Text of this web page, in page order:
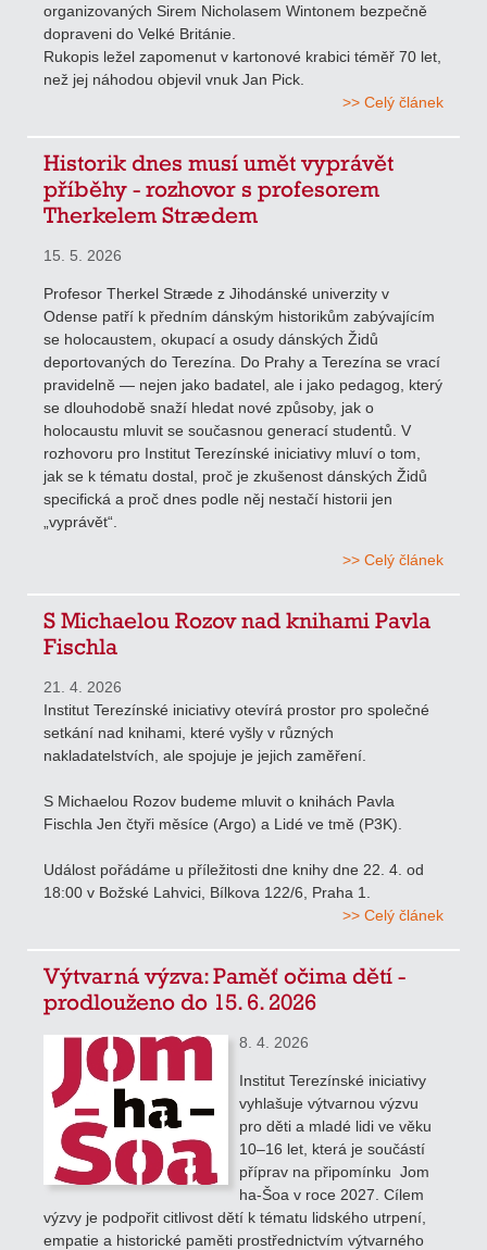
organizovaných Sirem Nicholasem Wintonem bezpečně
dopraveni do Velké Británie.
Rukopis ležel zapomenut v kartonové krabici téměř 70 let,
než jej náhodou objevil vnuk Jan Pick.
>> Celý článek
Historik dnes musí umět vyprávět
příběhy - rozhovor s profesorem
Therkelem Strædem
15. 5. 2026
Profesor Therkel Stræde z Jihodánské univerzity v
Odense patří k předním dánským historikům zabývajícím
se holocaustem, okupací a osudy dánských Židů
deportovaných do Terezína. Do Prahy a Terezína se vrací
pravidelně — nejen jako badatel, ale i jako pedagog, který
se dlouhodobě snaží hledat nové způsoby, jak o
holocaustu mluvit se současnou generací studentů. V
rozhovoru pro Institut Terezínské iniciativy mluví o tom,
jak se k tématu dostal, proč je zkušenost dánských Židů
specifická a proč dnes podle něj nestačí historii jen
„vyprávět“.
>> Celý článek
S Michaelou Rozov nad knihami Pavla
Fischla
21. 4. 2026
Institut Terezínské iniciativy otevírá prostor pro společné
setkání nad knihami, které vyšly v různých
nakladatelstvích, ale spojuje je jejich zaměření.
S Michaelou Rozov budeme mluvit o knihách Pavla
Fischla Jen čtyři měsíce (Argo) a Lidé ve tmě (P3K).
Událost pořádáme u příležitosti dne knihy dne 22. 4. od
18:00 v Božské Lahvici, Bílkova 122/6, Praha 1.
>> Celý článek
Výtvarná výzva: Paměť očima dětí -
prodlouženo do 15. 6. 2026
8. 4. 2026
Institut Terezínské iniciativy
vyhlašuje výtvarnou výzvu
pro děti a mladé lidi ve věku
10–16 let, která je součástí
příprav na připomínku Jom
ha-Šoa v roce 2027. Cílem
výzvy je podpořit citlivost dětí k tématu lidského utrpení,
empatie a historické paměti prostřednictvím výtvarného